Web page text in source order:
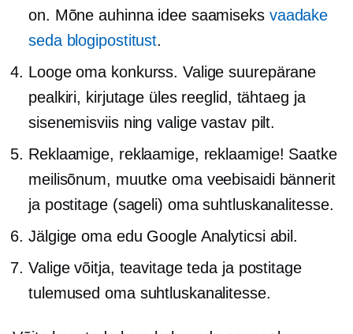
on. Mõne auhinna idee saamiseks vaadake
seda blogipostitust.
Looge oma konkurss. Valige suurepärane
pealkiri, kirjutage üles reeglid, tähtaeg ja
sisenemisviis ning valige vastav pilt.
Reklaamige, reklaamige, reklaamige! Saatke
meilisõnum, muutke oma veebisaidi bännerit
ja postitage (sageli) oma suhtluskanalitesse.
Jälgige oma edu Google Analyticsi abil.
Valige võitja, teavitage teda ja postitage
tulemused oma suhtluskanalitesse.